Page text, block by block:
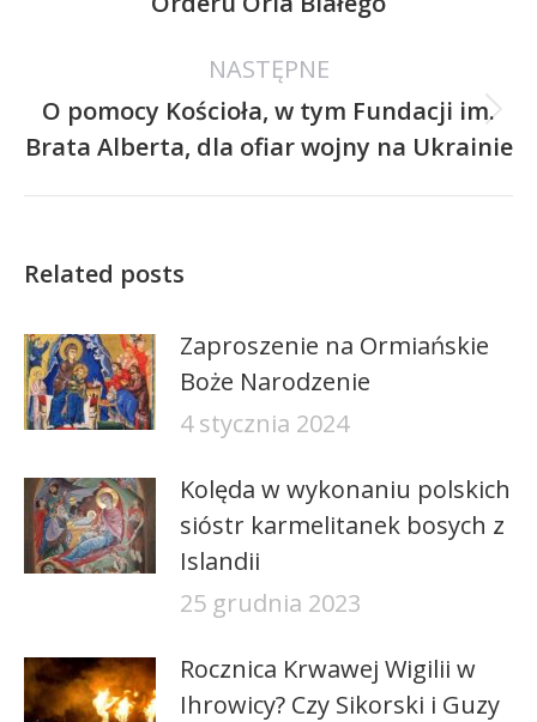
wpis:
NASTĘPNE
Następny
wpis:
O pomocy Kościoła, w tym Fundacji im.
Brata Alberta, dla ofiar wojny na Ukrainie
Related posts
Zaproszenie na Ormiańskie
Boże Narodzenie
4 stycznia 2024
Kolęda w wykonaniu polskich
sióstr karmelitanek bosych z
Islandii
25 grudnia 2023
Rocznica Krwawej Wigilii w
Ihrowicy? Czy Sikorski i Guzy